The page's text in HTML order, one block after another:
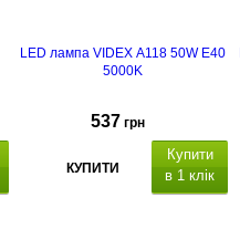
LED лампа VIDEX A118 50W E40
5000K
537 грн
КУПИТИ
Купити
в 1 клік